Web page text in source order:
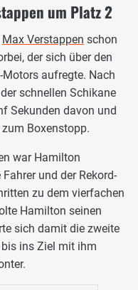
um Platz 2
Max Verstappen schon
der sich über den
aufregte. Nach
schnellen Schikane
Sekunden davon und
Boxenstopp.
war Hamilton
und der Rekord-
zu dem vierfachen
Hamilton seinen
sich damit die zweite
ins Ziel mit ihm